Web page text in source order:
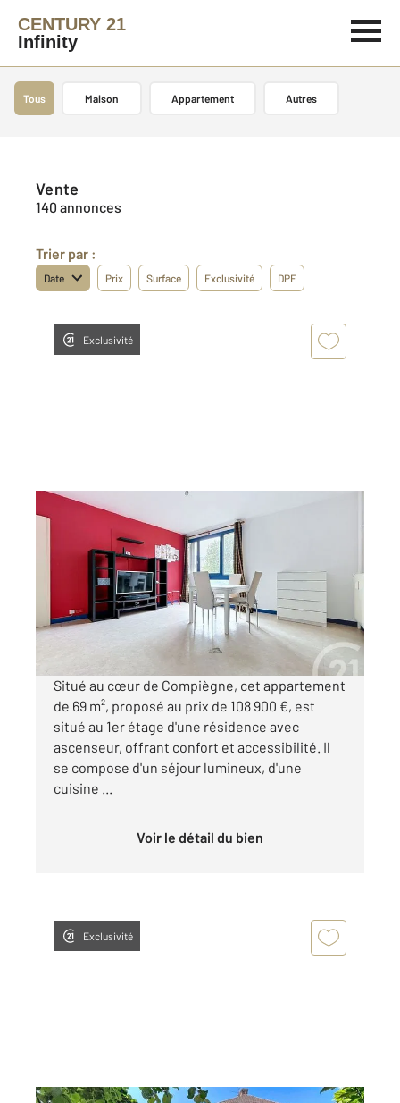
CENTURY 21
Infinity
Tous Maison Appartement Autres
Vente
140 annonces
Trier par :
Date Prix Surface Exclusivité DPE
Exclusivité
COMPIEGNE 60
, 3 pièces
Ref : 14651
Appartement F3 à vendre
108 900 €
Visiter le site dédié
Situé au cœur de Compiègne, cet appartement
de 69 m², proposé au prix de 108 900 €, est
situé au 1er étage d'une résidence avec
ascenseur, offrant confort et accessibilité. Il
se compose d'un séjour lumineux, d'une
cuisine ...
Voir le détail du bien
Exclusivité